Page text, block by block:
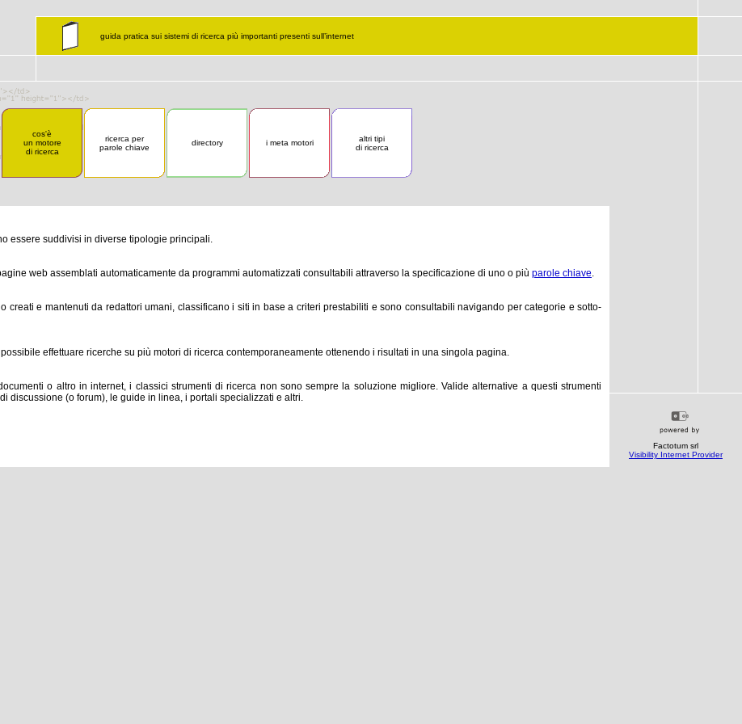
guida pratica sui sistemi di ricerca più importanti presenti sull’internet
cos'è
un motore
di ricerca
ricerca per
parole chiave
directory i meta motori
altri tipi
di ricerca
essere suddivisi in diverse tipologie principali.
web assemblati automaticamente da programmi automatizzati consultabili attraverso la specificazione di uno o più parole chiave.
creati e mantenuti da redattori umani, classificano i siti in base a criteri prestabiliti e sono consultabili navigando per categorie e sotto-
effettuare ricerche su più motori di ricerca contemporaneamente ottenendo i risultati in una singola pagina.
o altro in internet, i classici strumenti di ricerca non sono sempre la soluzione migliore. Valide alternative a questi strumenti
discussione (o forum), le guide in linea, i portali specializzati e altri.
Factotum srl
Visibility Internet Provider